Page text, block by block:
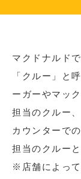
マクドナルド
「クルー」と
ーガーやマッ
担当のクルー
カウンターで
担当のクルー
※店舗によっ